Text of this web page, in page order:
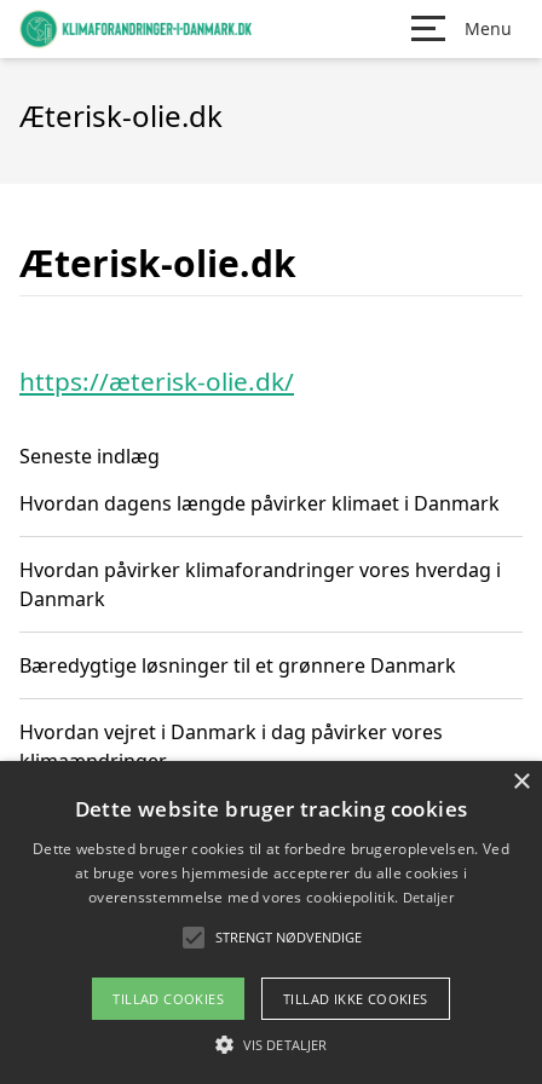
Menu
Æterisk-olie.dk
Æterisk-olie.dk
https://æterisk-olie.dk/
Seneste indlæg
Hvordan dagens længde påvirker klimaet i Danmark
Hvordan påvirker klimaforandringer vores hverdag i
Danmark
Bæredygtige løsninger til et grønnere Danmark
Hvordan vejret i Danmark i dag påvirker vores
klimaændringer
Hvordan klimaændringer påvirker danske unges
gaveønsker
Om / kontakt
Blog Betingelser
×
Dette website bruger tracking cookies
Dette websted bruger cookies til at forbedre brugeroplevelsen. Ved
at bruge vores hjemmeside accepterer du alle cookies i
overensstemmelse med vores cookiepolitik. Detaljer
STRENGT NØDVENDIGE
TILLAD COOKIES TILLAD IKKE COOKIES
VIS DETALJER